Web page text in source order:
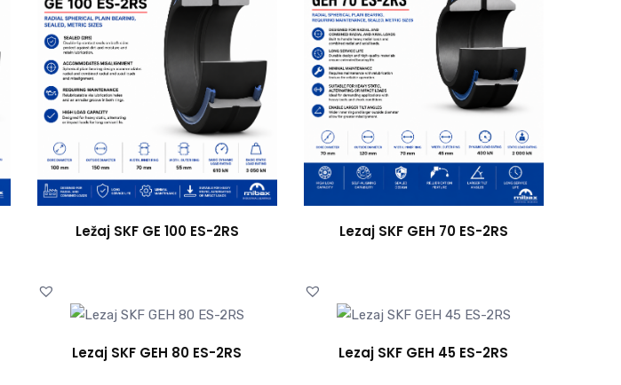
Ležaj SKF GE 100 ES-2RS Lezaj SKF GEH 70 ES-2RS
Lezaj SKF GEH 80 ES-2RS Lezaj SKF GEH 45 ES-2RS